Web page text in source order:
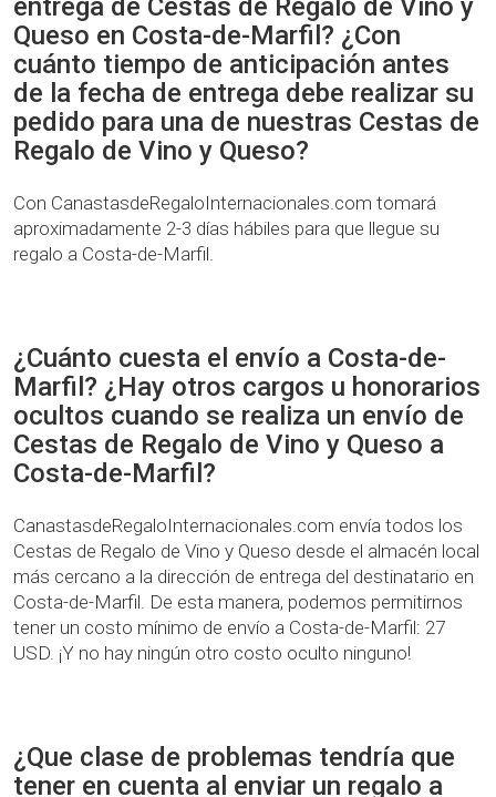
entrega de Cestas de Regalo de Vino y
Queso en Costa-de-Marfil? ¿Con
cuánto tiempo de anticipación antes
de la fecha de entrega debe realizar su
pedido para una de nuestras Cestas de
Regalo de Vino y Queso?
Con CanastasdeRegaloInternacionales.com tomará
aproximadamente 2-3 días hábiles para que llegue su
regalo a Costa-de-Marfil.
¿Cuánto cuesta el envío a Costa-de-
Marfil? ¿Hay otros cargos u honorarios
ocultos cuando se realiza un envío de
Cestas de Regalo de Vino y Queso a
Costa-de-Marfil?
CanastasdeRegaloInternacionales.com envía todos los
Cestas de Regalo de Vino y Queso desde el almacén local
más cercano a la dirección de entrega del destinatario en
Costa-de-Marfil. De esta manera, podemos permitirnos
tener un costo mínimo de envío a Costa-de-Marfil: 27
USD. ¡Y no hay ningún otro costo oculto ninguno!
¿Que clase de problemas tendría que
tener en cuenta al enviar un regalo a